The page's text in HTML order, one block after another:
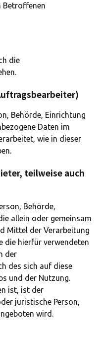
Betroffenen
die
Behörde, Einrichtung
Daten im
wie in dieser
teilweise auch
Behörde,
allein oder gemeinsam
Mittel der Verarbeitung
die hierfür verwendeten
der
des sich auf diese
und der Nutzung.
ist, ist der
juristische Person,
wird.